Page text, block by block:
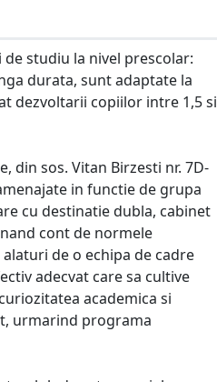
studiu la nivel prescolar:
durata, sunt adaptate la
dezvoltarii copiilor intre 1,5 si
din sos. Vitan Birzesti nr. 7D-
in functie de grupa
cu destinatie dubla, cabinet
cont de normele
de o echipa de cadre
adecvat care sa cultive
academica si
urmarind programa